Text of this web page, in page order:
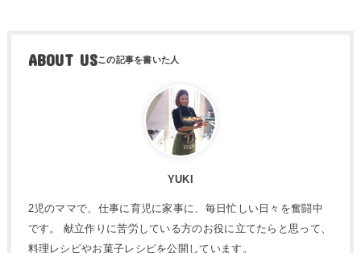
ABOUT US
YUKI
2児のママで、仕事に育児に家事に、毎日忙しい日々を奮闘中
です。 献立作りに苦労している方のお役に立てたらと思って、
料理レシピやお菓子レシピを公開しています。